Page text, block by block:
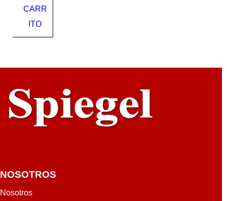
ER
PE
CARR
ITO
NOSOTROS
Nosotros